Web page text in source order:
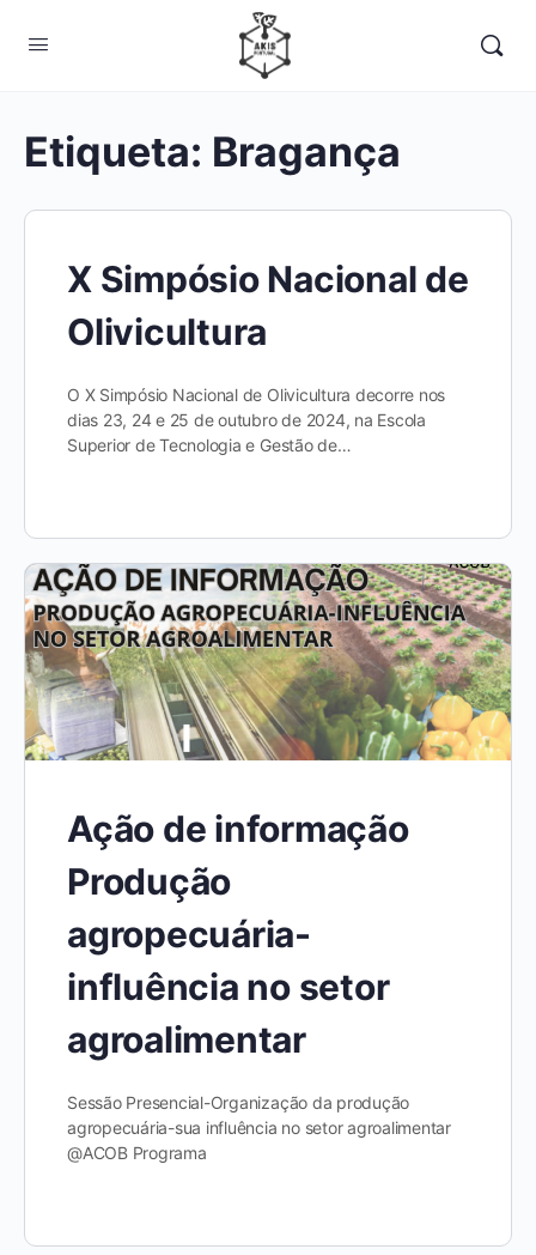
Etiqueta: Bragança
X Simpósio Nacional de
Olivicultura
O X Simpósio Nacional de Olivicultura decorre nos
dias 23, 24 e 25 de outubro de 2024, na Escola
Superior de Tecnologia e Gestão de…
Ação de informação
Produção
agropecuária-
influência no setor
agroalimentar
Sessão Presencial-Organização da produção
agropecuária-sua influência no setor agroalimentar
@ACOB Programa